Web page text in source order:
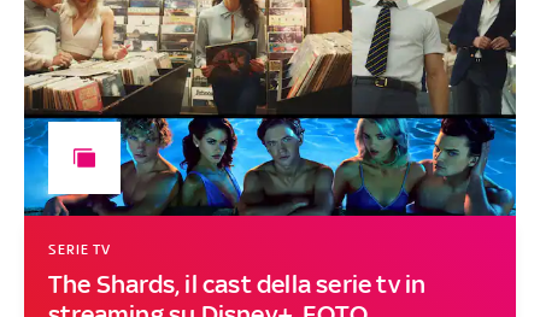
The Shards, il cast della serie tv in
SERIE TV